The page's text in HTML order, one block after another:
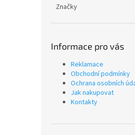
Značky
Informace pro vás
Reklamace
Obchodní podmínky
Ochrana osobních
Jak nakupovat
Kontakty